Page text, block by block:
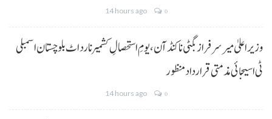
14 hours ago 0
وزیراعلیٰ میر سرفراز بگٹی نا کنڈ آن،یومِ استحصالِ کشمیر نا رد اٹ بلوچستان اسمبلی
ٹی اسیجائی مذمتی قرارداد منظور
14 hours ago 0